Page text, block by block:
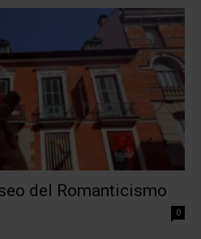
del Romanticismo
0